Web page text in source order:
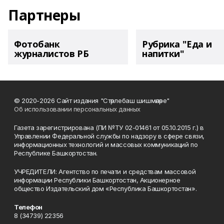
Партнеры
Фотобанк
журналистов РБ
Рубрика "Еда и
напитки"
© 2020-2026 Сайт издания "Стәрлебаш шишмәләре"
Об использовании персональных данных
Газета зарегистрирована (ПИ №ТУ 02-01461 от 05.10.2015 г.) в
Управлении Федеральной службы по надзору в сфере связи,
информационных технологий и массовых коммуникаций по
Республике Башкортостан.
УЧРЕДИТЕЛИ: Агентство по печати и средствам массовой
информации Республики Башкортостан, Акционерное
общество Издательский дом «Республика Башкортостан».
Телефон
8 (34739) 22356